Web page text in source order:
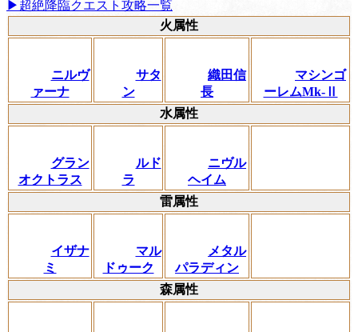
▶超絶降臨クエスト攻略一覧
火属性
ニルヴ
ァーナ
サタ
ン
織田信
長
マシンゴ
ーレムMk‐Ⅱ
水属性
グラン
オクトラス
ルド
ラ
ニヴル
ヘイム
雷属性
イザナ
ミ
マル
ドゥーク
メタル
パラディン
森属性